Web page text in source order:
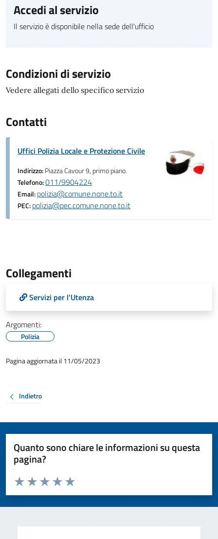
Accedi al servizio
Il servizio è disponibile nella sede dell'ufficio
Condizioni di servizio
Vedere allegati dello specifico servizio
Contatti
Uffici Polizia Locale e Protezione Civile
Indirizzo:Piazza Cavour 9, primo piano.
Telefono:011/9904224
Email:polizia@comune.none.to.it
PEC:polizia@pec.comune.none.to.it
Collegamenti
Servizi per l'Utenza
Argomenti:
Polizia
Pagina aggiornata il 11/05/2023
Indietro
Quanto sono chiare le informazioni su questa
pagina?
Valuta da 1 a 5 stelle la pagina
Valuta 5 stelle su 5
Valuta 4 stelle su 5
Valuta 3 stelle su 5
Valuta 2 stelle su 5
Valuta 1 stelle su 5